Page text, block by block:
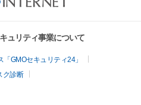
ュリティ事業について
GMOセキュリティ24」
ク診断